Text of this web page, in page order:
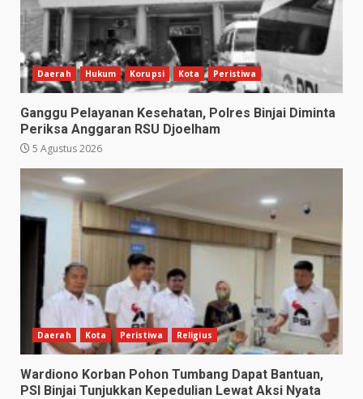
Daerah Hukum Korupsi Kota Peristiwa
Ganggu Pelayanan Kesehatan, Polres Binjai Diminta
Periksa Anggaran RSU Djoelham
5 Agustus 2026
Daerah Kota Peristiwa Religius
Wardiono Korban Pohon Tumbang Dapat Bantuan,
PSI Binjai Tunjukkan Kepedulian Lewat Aksi Nyata